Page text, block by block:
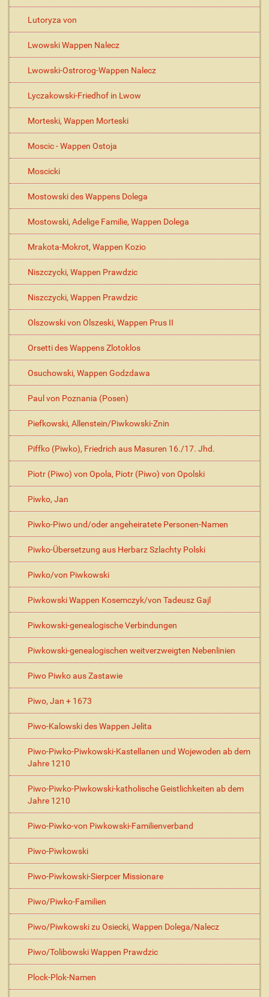
Lutoryza von
Lwowski Wappen Nalecz
Lwowski-Ostrorog-Wappen Nalecz
Lyczakowski-Friedhof in Lwow
Morteski, Wappen Morteski
Moscic - Wappen Ostoja
Moscicki
Mostowski des Wappens Dolega
Mostowski, Adelige Familie, Wappen Dolega
Mrakota-Mokrot, Wappen Kozio
Niszczycki, Wappen Prawdzic
Niszczycki, Wappen Prawdzic
Olszowski von Olszeski, Wappen Prus II
Orsetti des Wappens Zlotoklos
Osuchowski, Wappen Godzdawa
Paul von Poznania (Posen)
Piefkowski, Allenstein/Piwkowski-Znin
Piffko (Piwko), Friedrich aus Masuren 16./17. Jhd.
Piotr (Piwo) von Opola, Piotr (Piwo) von Opolski
Piwko, Jan
Piwko-Piwo und/oder angeheiratete Personen-Namen
Piwko-Übersetzung aus Herbarz Szlachty Polski
Piwko/von Piwkowski
Piwkowski Wappen Kosemczyk/von Tadeusz Gajl
Piwkowski-genealogische Verbindungen
Piwkowski-genealogischen weitverzweigten Nebenlinien
Piwo Piwko aus Zastawie
Piwo, Jan + 1673
Piwo-Kalowski des Wappen Jelita
Piwo-Piwko-Piwkowski-Kastellanen und Wojewoden ab dem
Jahre 1210
Piwo-Piwko-Piwkowski-katholische Geistlichkeiten ab dem
Jahre 1210
Piwo-Piwko-von Piwkowski-Familienverband
Piwo-Piwkowski
Piwo-Piwkowski-Sierpcer Missionare
Piwo/Piwko-Familien
Piwo/Piwkowski zu Osiecki, Wappen Dolega/Nalecz
Piwo/Tolibowski Wappen Prawdzic
Plock-Plok-Namen